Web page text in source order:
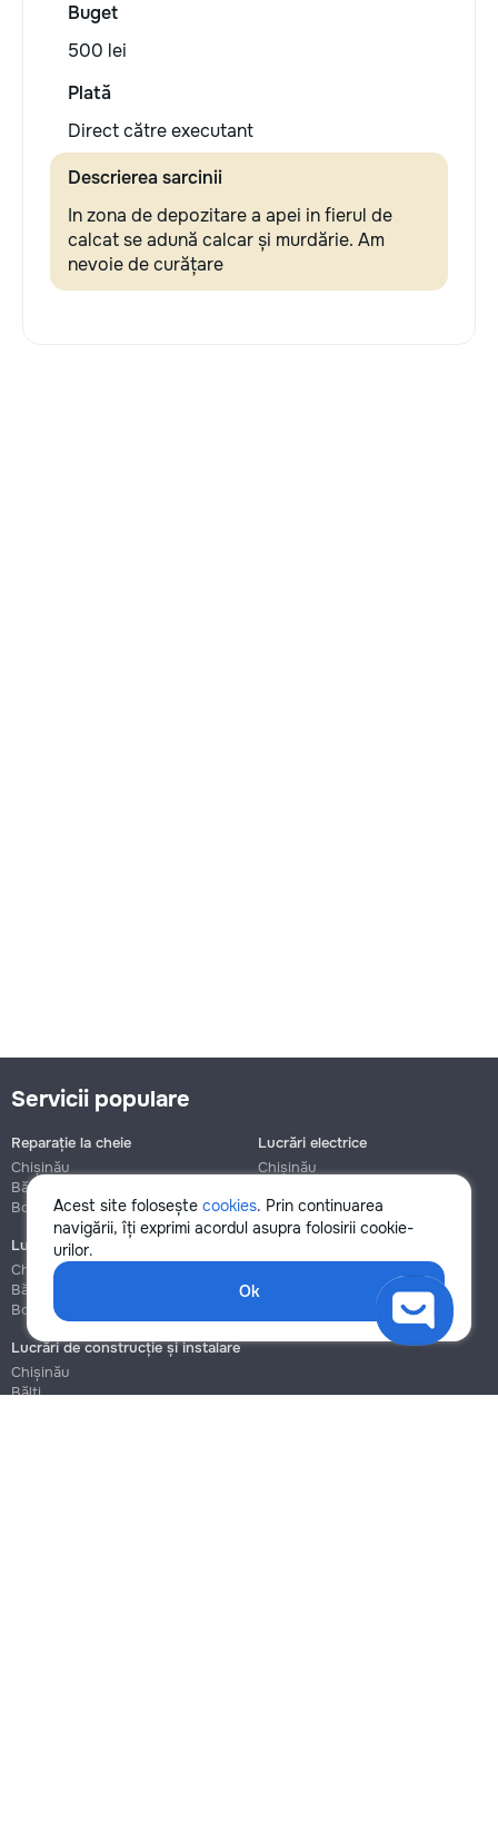
Buget
500 lei
Plată
Direct către executant
Descrierea sarcinii
In zona de depozitare a apei in fierul de
calcat se adună calcar și murdărie. Am
nevoie de curățare
Acest site folosește cookies. Prin continuarea
navigării, îți exprimi acordul asupra folosirii cookie-
urilor.
Ok
Servicii populare
Reparație la cheie
Chișinău
Bălți
Botanica
Lucrări electrice
Chișinău
Botanica
Lucrări de instalații sanitare
Chișinău
Bălți
Botanica
Bălți
Lucrări de construcție și instalare
Chișinău
Bălți